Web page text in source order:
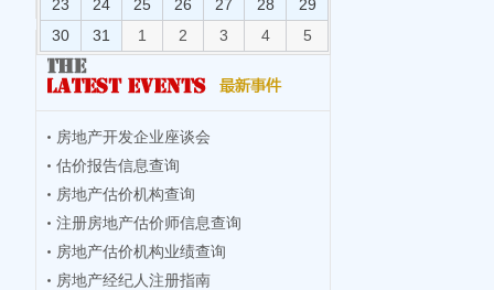
23
24 25 26 27 28
29
30
31 1 2 3 4 5
房地产开发企业座谈会
估价报告信息查询
房地产估价机构查询
注册房地产估价师信息查询
房地产估价机构业绩查询
房地产经纪人注册指南